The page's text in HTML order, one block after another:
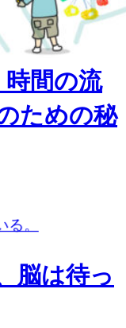
時間の流
ための秘
脳は待っ